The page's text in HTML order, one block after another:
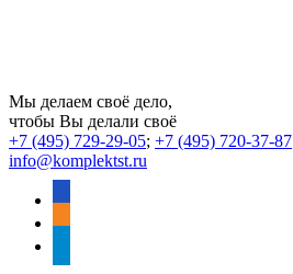
Мы делаем своё дело,
чтобы Вы делали своё
+7 (495) 729-29-05; +7 (495) 720-37-87
info@komplektst.ru